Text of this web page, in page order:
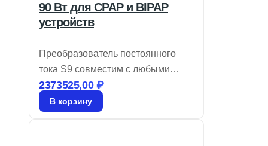
90 Вт для CPAP и BIPAP
устройств
Преобразователь постоянного
тока S9 совместим с любыми
устройствами CPAP, а также с
двухуровневыми моделями на
2373525,00₽
В корзину